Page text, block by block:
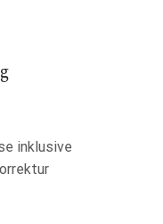
inklusive